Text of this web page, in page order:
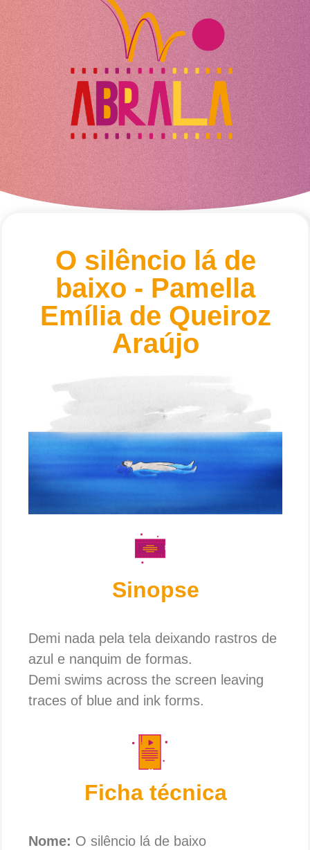
O silêncio lá de
baixo - Pamella
Emília de Queiroz
Araújo
Sinopse
Demi nada pela tela deixando rastros de
azul e nanquim de formas.
Demi swims across the screen leaving
traces of blue and ink forms.
Ficha técnica
Nome: O silêncio lá de baixo